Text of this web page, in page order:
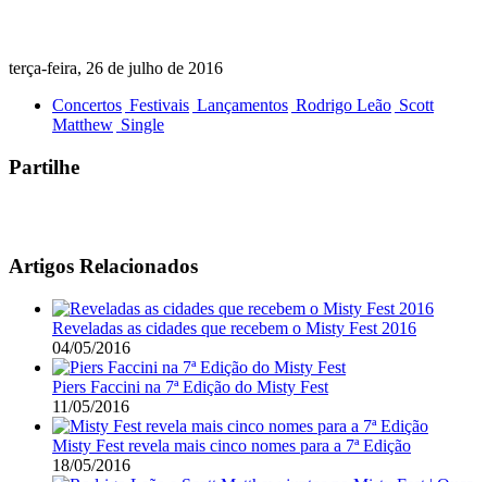
terça-feira, 26 de julho de 2016
Concertos Festivais Lançamentos Rodrigo Leão Scott
Matthew Single
Partilhe
Artigos Relacionados
Reveladas as cidades que recebem o Misty Fest 2016
04/05/2016
Piers Faccini na 7ª Edição do Misty Fest
11/05/2016
Misty Fest revela mais cinco nomes para a 7ª Edição
18/05/2016